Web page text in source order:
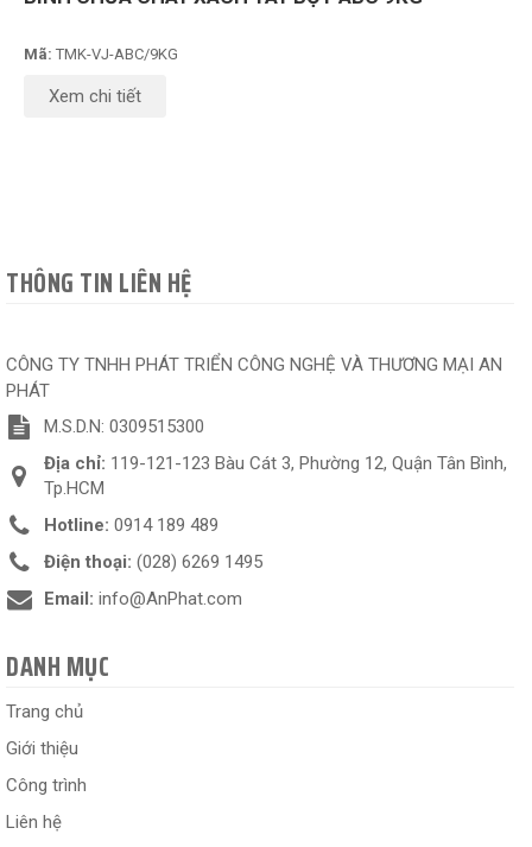
Mã: TMK-VJ-ABC/9KG
Xem chi tiết
THÔNG TIN LIÊN HỆ
CÔNG TY TNHH PHÁT TRIỂN CÔNG NGHỆ VÀ THƯƠNG MẠI AN
PHÁT
M.S.D.N: 0309515300
Địa chỉ: 119-121-123 Bàu Cát 3, Phường 12, Quận Tân Bình,
Tp.HCM
Hotline: 0914 189 489
Điện thoại: (028) 6269 1495
Email: info@AnPhat.com
DANH MỤC
Trang chủ
Giới thiệu
Công trình
Liên hệ